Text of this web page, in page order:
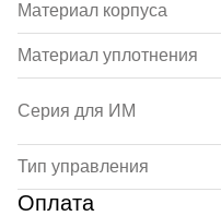
Материал корпуса
Материал уплотнения
Серия для ИМ
Тип управления
Оплата